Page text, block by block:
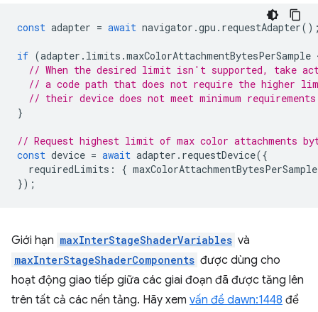
const adapter = await navigator .gpu . requestAdapter
if (adapter . limits .maxColorAttachmentBytesPerSample
// When the desired limit isn't supported, take
// a code path that does not require the higher
// their device does not meet minimum
}
// Request highest limit of max color attachments
const device = await adapter . requestDevice({
requiredLimits : { maxColorAttachmentBytesPerSample
});
Giới hạn maxInterStageShaderVariables và
maxInterStageShaderComponents được dùng cho
hoạt động giao tiếp giữa các giai đoạn đã được tăng lên
trên tất cả các nền tảng. Hãy xem vấn đề dawn:1448 để